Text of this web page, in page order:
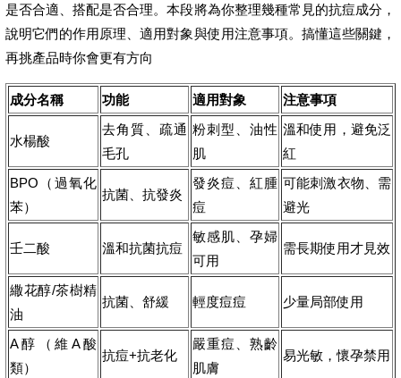
是否合適、搭配是否合理。本段將為你整理幾種常見的抗痘成分，
說明它們的作用原理、適用對象與使用注意事項。搞懂這些關鍵，
再挑產品時你會更有方向
成分名稱 功能 適用對象 注意事項
水楊酸
去角質、疏通
毛孔
粉刺型、油性
肌
溫和使用，避免泛
紅
BPO（過氧化
苯）
抗菌、抗發炎
發炎痘、紅腫
痘
可能刺激衣物、需
避光
壬二酸 溫和抗菌抗痘
敏感肌、孕婦
可用
需長期使用才見效
繖花醇/茶樹精
油
抗菌、舒緩 輕度痘痘 少量局部使用
A醇（維A酸
類）
抗痘+抗老化
嚴重痘、熟齡
肌膚
易光敏，懷孕禁用